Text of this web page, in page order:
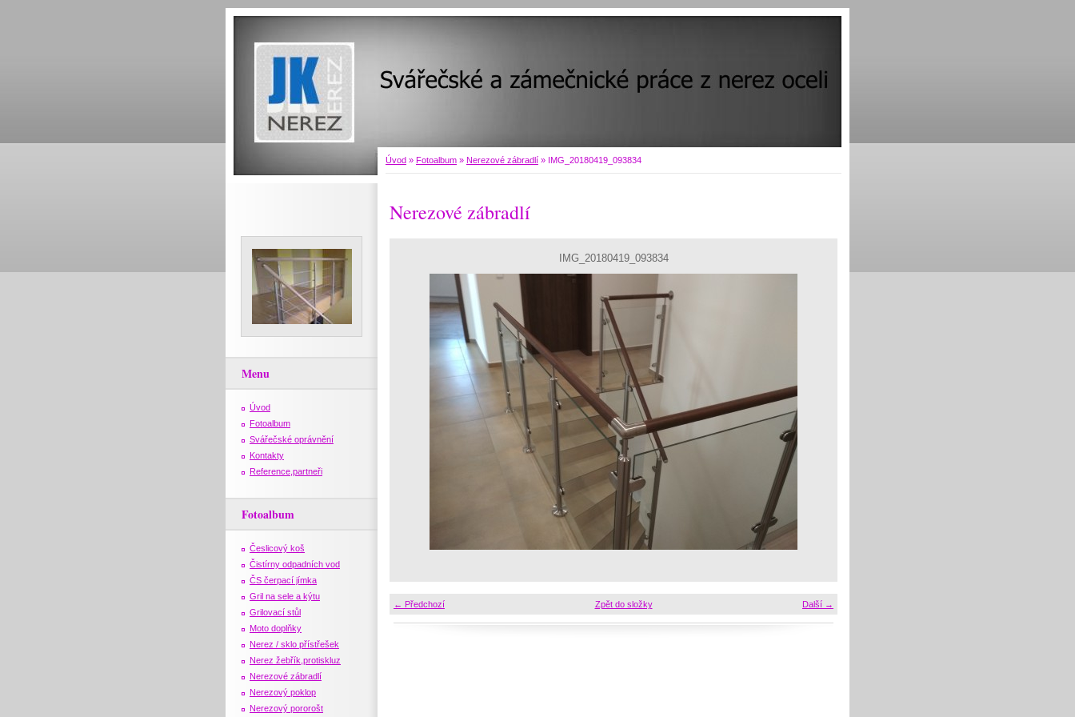
Úvod » Fotoalbum » Nerezové zábradlí » IMG_20180419_093834
Nerezové zábradlí
IMG_20180419_093834
← Předchozí Další →
Zpět do složky
Menu
Úvod
Fotoalbum
Svářečské oprávnění
Kontakty
Reference,partneři
Fotoalbum
Česlicový koš
Čistírny odpadních vod
ČS čerpací jímka
Gril na sele a kýtu
Grilovací stůl
Moto doplňky
Nerez / sklo přístřešek
Nerez žebřík,protiskluz
Nerezové zábradlí
Nerezový poklop
Nerezový pororošt